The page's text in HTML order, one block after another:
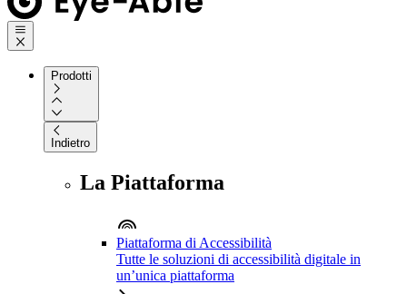
Prodotti
Indietro
La Piattaforma
Piattaforma di Accessibilità
Tutte le soluzioni di accessibilità digitale in
un’unica piattaforma